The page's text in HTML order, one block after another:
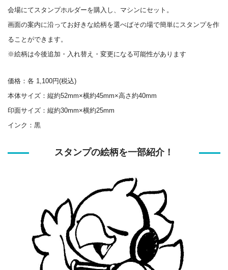
会場にてスタンプホルダーを購入し、マシンにセット。
画面の案内に沿ってお好きな絵柄を選べばその場で簡単にスタンプを作
ることができます。
※絵柄は今後追加・入れ替え・変更になる可能性があります
価格：各 1,100円(税込)
本体サイズ：縦約52mm×横約45mm×高さ約40mm
印面サイズ：縦約30mm×横約25mm
インク：黒
スタンプの絵柄を一部紹介！